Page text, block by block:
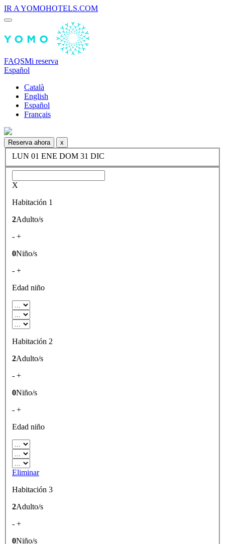
IR A YOMOHOTELS.COM
FAQSMi reserva
Español
Català
English
Español
Français
Reserva ahora x
LUN 01 ENE DOM 31 DIC
X
Habitación 1
2Adulto/s
- +
0Niño/s
- +
Edad niño
Habitación 2
2Adulto/s
- +
0Niño/s
- +
Edad niño
Eliminar
Habitación 3
2Adulto/s
- +
0Niño/s